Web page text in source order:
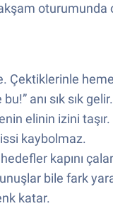
oturumunda
Çektiklerinle
anı sık sık gelir.
elinin izini taşır.
kaybolmaz.
kapını
bile fark
katar.